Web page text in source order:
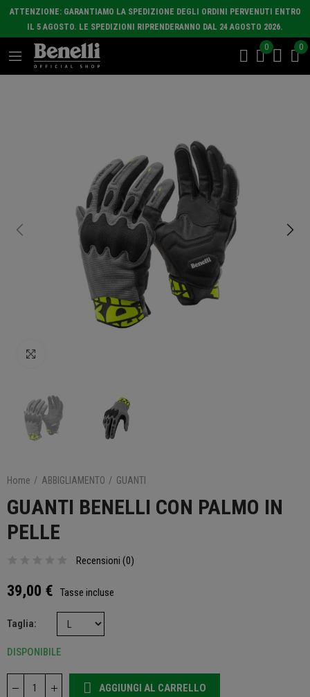
ATTENZIONE: GARANTIAMO LA SPEDIZIONE DEGLI ORDINI PERVENUTI ENTRO
IL 5 AGOSTO. LE SPEDIZIONI RIPRENDERANNO DAL 24 AGOSTO 2026.
0 0
Home ABBIGLIAMENTO GUANTI
GUANTI BENELLI CON PALMO IN
PELLE
Recensioni (0)
39,00 € Tasse incluse
Taglia
DISPONIBILE
AGGIUNGI AL CARRELLO